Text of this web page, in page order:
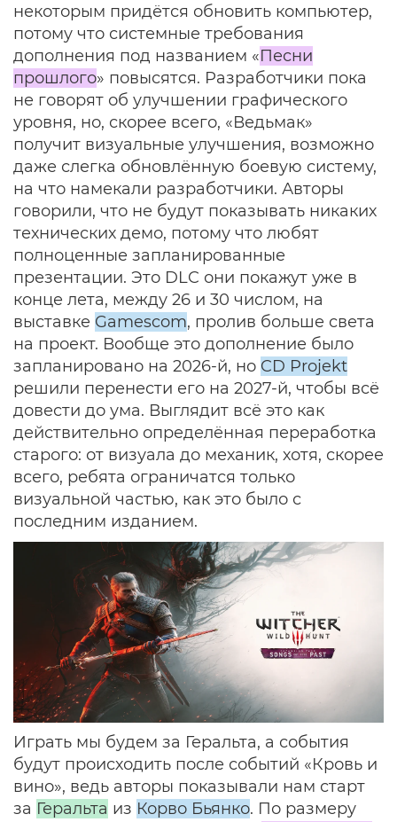
некоторым придётся обновить компьютер,
потому что системные требования
дополнения под названием «Песни
прошлого» повысятся. Разработчики пока
не говорят об улучшении графического
уровня, но, скорее всего, «Ведьмак»
получит визуальные улучшения, возможно
даже слегка обновлённую боевую систему,
на что намекали разработчики. Авторы
говорили, что не будут показывать никаких
технических демо, потому что любят
полноценные запланированные
презентации. Это DLC они покажут уже в
конце лета, между 26 и 30 числом, на
выставке Gamescom, пролив больше света
на проект. Вообще это дополнение было
запланировано на 2026-й, но CD Projekt
решили перенести его на 2027-й, чтобы всё
довести до ума. Выглядит всё это как
действительно определённая переработка
старого: от визуала до механик, хотя, скорее
всего, ребята ограничатся только
визуальной частью, как это было с
последним изданием.
Играть мы будем за Геральта, а события
будут происходить после событий «Кровь и
вино», ведь авторы показывали нам старт
за Геральта из Корво Бьянко. По размеру